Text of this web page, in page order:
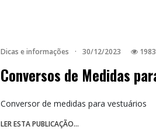
Dicas e informações · 30/12/2023 1983
Conversos de Medidas
Conversor de medidas para vestuários
LER ESTA PUBLICAÇÃO...